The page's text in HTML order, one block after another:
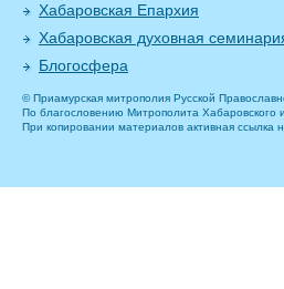
Хабаровская Епархия
Хабаровская духовная
Блогосфера
© Приамурская митрополия Русской
По благословению Митрополита Хабаровского
При копировании материалов активная ссылка